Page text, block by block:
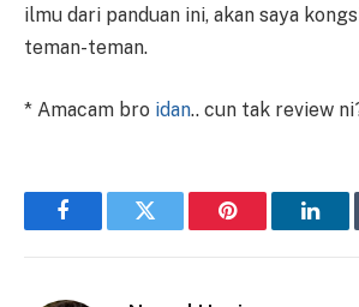
ilmu dari panduan ini, akan saya
teman-teman.
* Amacam bro idan.. cun tak review
FacebookTwitter Pinterest